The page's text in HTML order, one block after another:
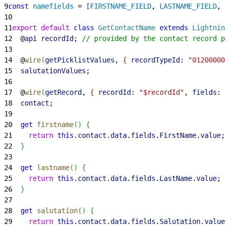
9const namefields = [FIRSTNAME_FIELD, LASTNAME_FIELD,
10
11export default class GetContactName extends
12
  @
api recordId ;
// provided by the contact record
13
14
  @
wire(getPicklistValues , { recordTypeId:
15
  salutationValues
;
16
17
  @
wire(getRecord , { recordId: "$recordId" , fields:
18
  contact
;
19
20
  get
firstname( )
{
21
    return
this . contact .data. fields . FirstName.value;
22
}
23
24
  get
lastname( )
{
25
    return
this . contact .data. fields . LastName.value;
26
}
27
28
  get
salutation( )
{
29
    return
this . contact .data. fields . Salutation.value